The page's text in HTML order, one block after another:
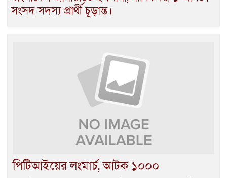
সংসদ সদস্য প্রার্থী চূড়ান্ত।
পিটিআইয়ের লংমার্চ, আটক ১০০০